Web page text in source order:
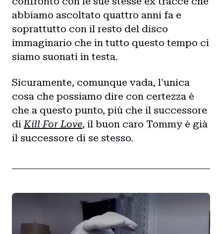
abbiamo ascoltato quattro anni fa e
soprattutto con il resto del disco
immaginario che in tutto questo tempo ci
siamo suonati in testa.
Sicuramente, comunque vada, l'unica
cosa che possiamo dire con certezza è
che a questo punto, più che il successore
diKill For Love, il buon caro Tommy è già
il successore di se stesso.